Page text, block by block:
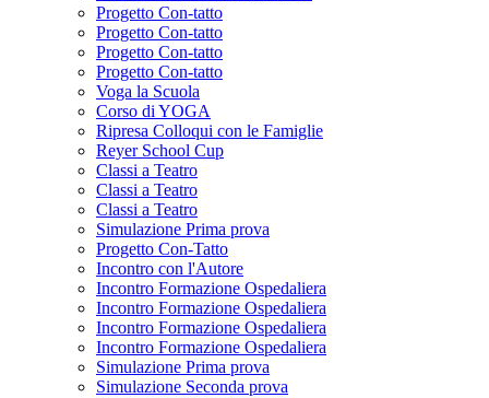
Progetto Con-tatto
Progetto Con-tatto
Progetto Con-tatto
Progetto Con-tatto
Voga la Scuola
Corso di YOGA
Ripresa Colloqui con le Famiglie
Reyer School Cup
Classi a Teatro
Classi a Teatro
Classi a Teatro
Simulazione Prima prova
Progetto Con-Tatto
Incontro con l'Autore
Incontro Formazione Ospedaliera
Incontro Formazione Ospedaliera
Incontro Formazione Ospedaliera
Incontro Formazione Ospedaliera
Simulazione Prima prova
Simulazione Seconda prova